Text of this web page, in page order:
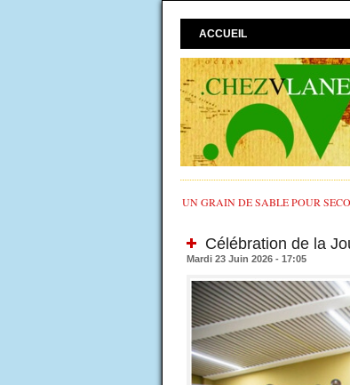
ACCUEIL
UN GRAIN DE SABLE POUR
Célébration de la
Mardi 23 Juin 2026 - 17:05